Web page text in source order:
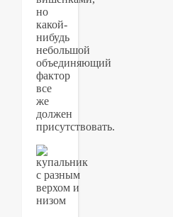
но
какой-
нибудь
небольшой
объединяющий
фактор
все
же
должен
присутствовать.